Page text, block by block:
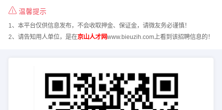
温馨提示
1、本平台仅供信息发布，不会收取押金、保证金，请微友务必谨慎！
2、请告知用人单位，是在京山人才网www.bieuzih.com上看到该招聘信息的！